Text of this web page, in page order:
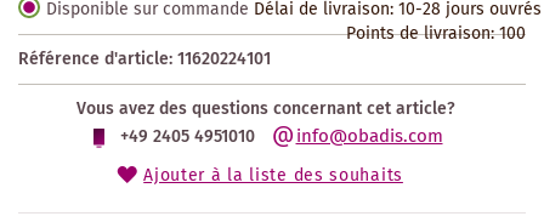
Disponible sur commande Délai de livraison: 10-28 jours ouvrés
Points de livraison:100
Référence d'article:11620224101
Vous avez des questions concernant cet article?
+49 2405 4951010
info@obadis.com
Ajouter à la liste des souhaits